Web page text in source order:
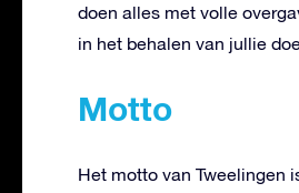
doen alles met volle
in het behalen van jullie
Motto
Het motto van Tweelingen